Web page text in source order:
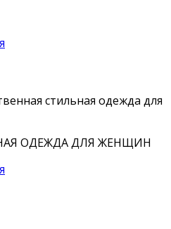
стильная одежда для
ОДЕЖДА ДЛЯ ЖЕНЩИН